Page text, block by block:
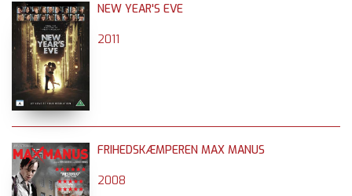
NEW YEAR'S EVE
2011
FRIHEDSKÆMPEREN MAX MANUS
2008